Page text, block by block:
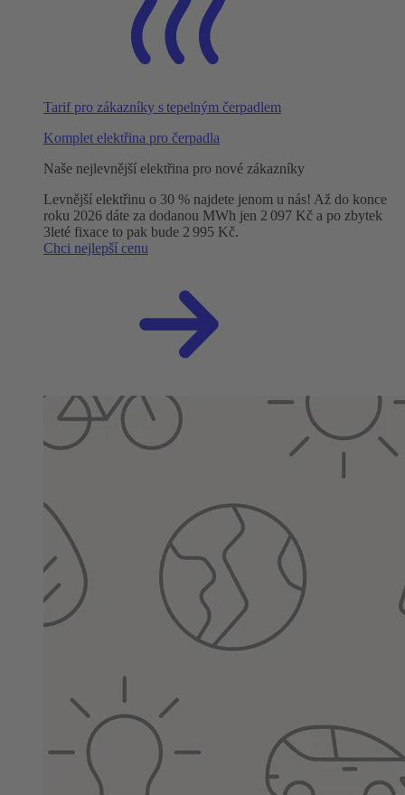
Tarif pro zákazníky s tepelným čerpadlem
Komplet elektřina pro čerpadla
Naše nejlevnější elektřina pro nové zákazníky
Levnější elektřinu o 30 % najdete jenom u nás! Až do konce
roku 2026 dáte za dodanou MWh jen 2 097 Kč a po zbytek
3leté fixace to pak bude 2 995 Kč.
Chci nejlepší cenu